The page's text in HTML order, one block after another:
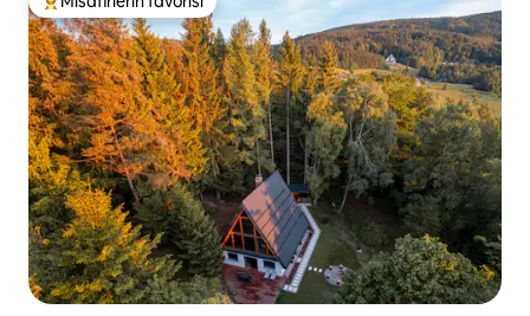
Misafirlerin favorilerinden en beğenilenler arasında